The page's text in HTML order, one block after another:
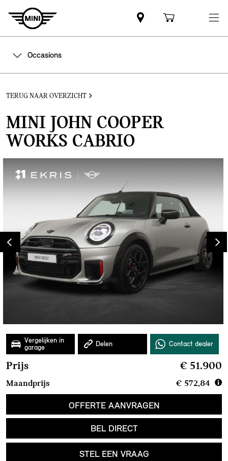
Occasions
TERUG NAAR OVERZICHT
Prijs € 51.900
Maandprijs € 572,84
OFFERTE AANVRAGEN
BEL DIRECT
STEL EEN VRAAG
MINI JOHN COOPER
WORKS CABRIO